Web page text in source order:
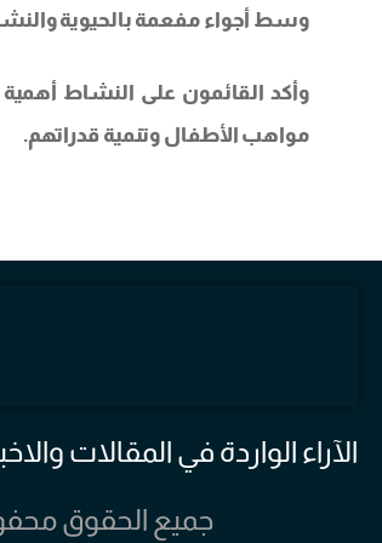
وسط أجواء مفعمة بالحيوية
وأكد القائمون على النشاط أهمية
مواهب الأطفال وتنمية قدراتهم.
الآراء الواردة في المقالات
جميع الحقوق محفوظة